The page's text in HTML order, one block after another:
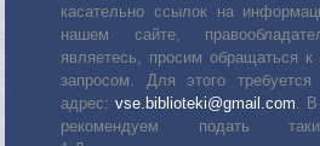
касательно ссылок на
нашем сайте,
являетесь, просим обращаться
запросом. Для этого
адрес: vse.biblioteki@gmail.com. В
рекомендуем подать